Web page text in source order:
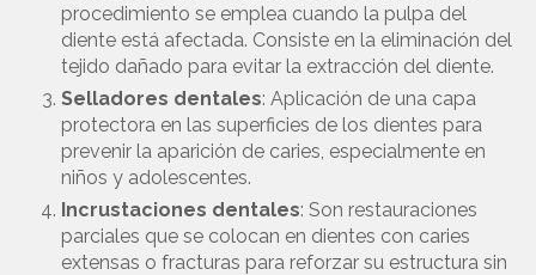
procedimiento se emplea cuando la pulpa del
diente está afectada. Consiste en la eliminación del
tejido dañado para evitar la extracción del diente.
Selladores dentales: Aplicación de una capa
protectora en las superficies de los dientes para
prevenir la aparición de caries, especialmente en
niños y adolescentes.
Incrustaciones dentales: Son restauraciones
parciales que se colocan en dientes con caries
extensas o fracturas para reforzar su estructura sin